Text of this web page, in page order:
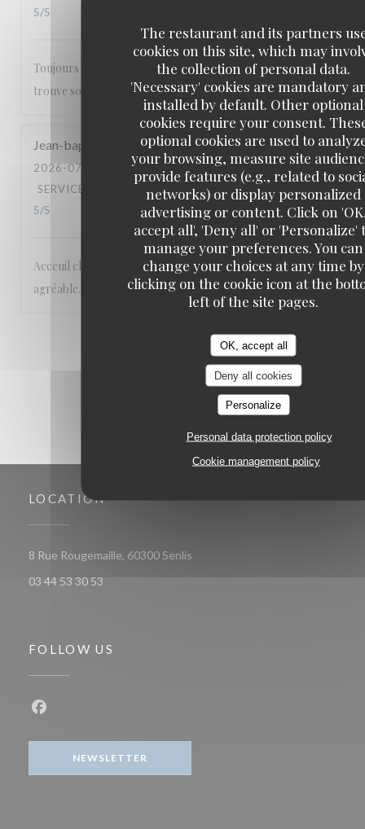
The restaurant and its partners
cookies on this site, which may
the collection of personal data.
'Necessary' cookies are mandatory
installed by default. Other optional
cookies require your consent.
optional cookies are used to
your browsing, measure site
provide features (e.g., related to
networks) or display personalized
advertising or content. Click on
accept all', 'Deny all' or 'Personalize'
manage your preferences. You can
change your choices at any time by
clicking on the cookie icon at the
left of the site pages.
OK, accept all
Deny all cookies
Personalize
Personal data protection policy
Cookie management policy
5/5
Toujours un bon accueil et une carte où tout le monde
trouve son bonheur.
Jean-baptiste
2026-07-17
- 20:00 - GUESTS 2
SERVICE
AMBIANCE 5/5 FOOD 5/5
5/5
Acceuil chaleureux et excellentes prestations. Cadre
agréable. A recommander
3
LOCATION
8 Rue Rougemaille, 60300 Senlis
03 44 53 30 53
FOLLOW US
NEWSLETTER